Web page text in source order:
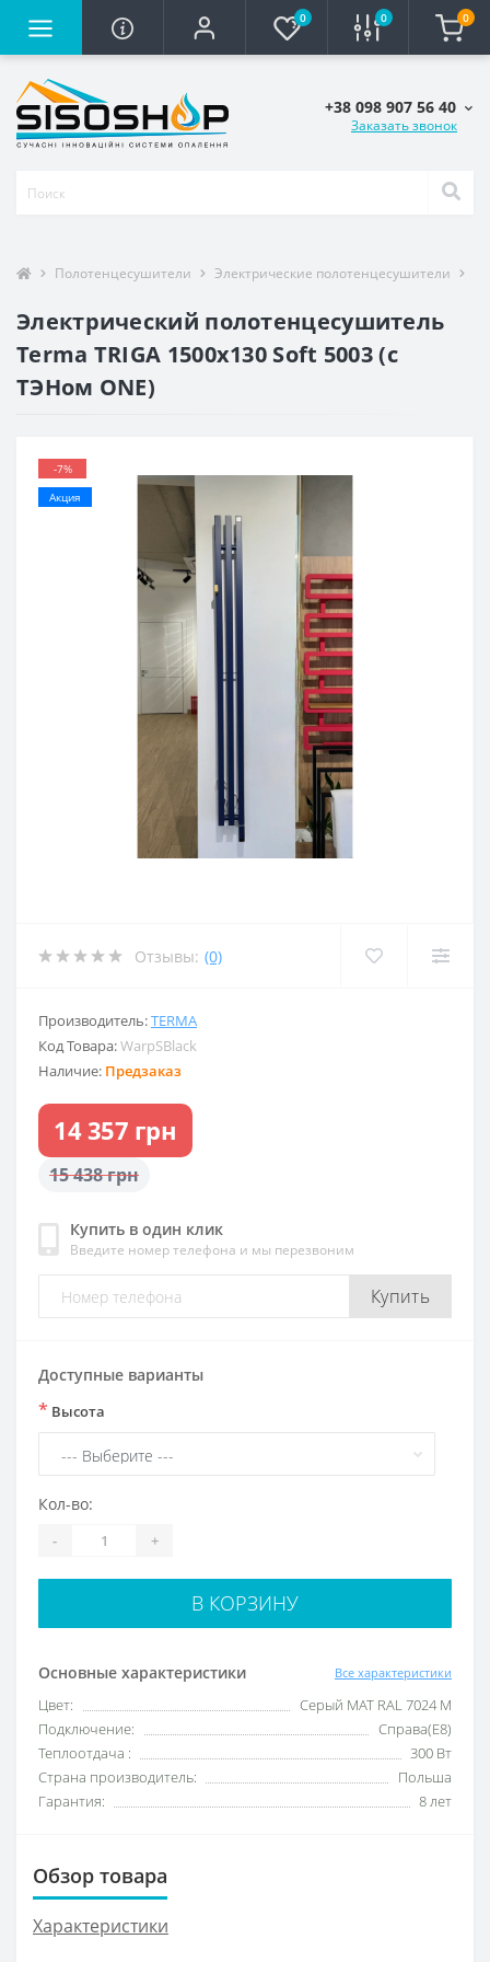
0 0 0
+38 098 907 56 40
Заказать звонок
Полотенцесушители Электрические полотенцесушители
Электрический полотенцесушитель
Terma TRIGA 1500x130 Soft 5003 (с
ТЭНом ONE)
-7%
Акция
Отзывы: (0)
Производитель:TERMA
Код Товара:WarpSBlack
Наличие: Предзаказ
14 357 грн
15 438 грн
Купить в один клик
Введите номер телефона и мы перезвоним
Купить
Основные характеристики Все характеристики
Цвет:
Серый МАТ RAL 7024 M
Подключение:
Справа(Е8)
Теплоотдача :
300 Вт
Страна производитель:
Польша
Гарантия:
8 лет
Доступные варианты
* Высота
Кол-во:
- +
В КОРЗИНУ
Обзор товара
Характеристики